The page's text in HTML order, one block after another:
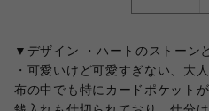
▼デザイン ・ハートのストーン
・可愛いけど可愛すぎない、大
布の中でも特にカードポケット